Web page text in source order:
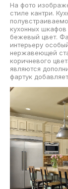
На фото
стиле кантри.
кухонных
бежевый цвет.
интерьеру
нержавеющей
коричневого
являются
фартук